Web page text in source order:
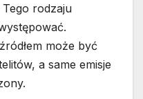
rodzaju
może być
a same emisje